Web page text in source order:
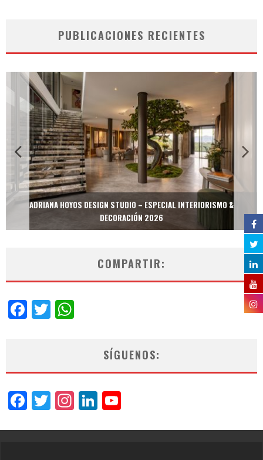
PUBLICACIONES RECIENTES
ADRIANA HOYOS DESIGN STUDIO – ESPECIAL INTERIORISMO &
DECORACIÓN 2026
COMPARTIR:
Facebook
Twitter
SÍGUENOS:
Facebook
Twitter
Instagram
LinkedIn